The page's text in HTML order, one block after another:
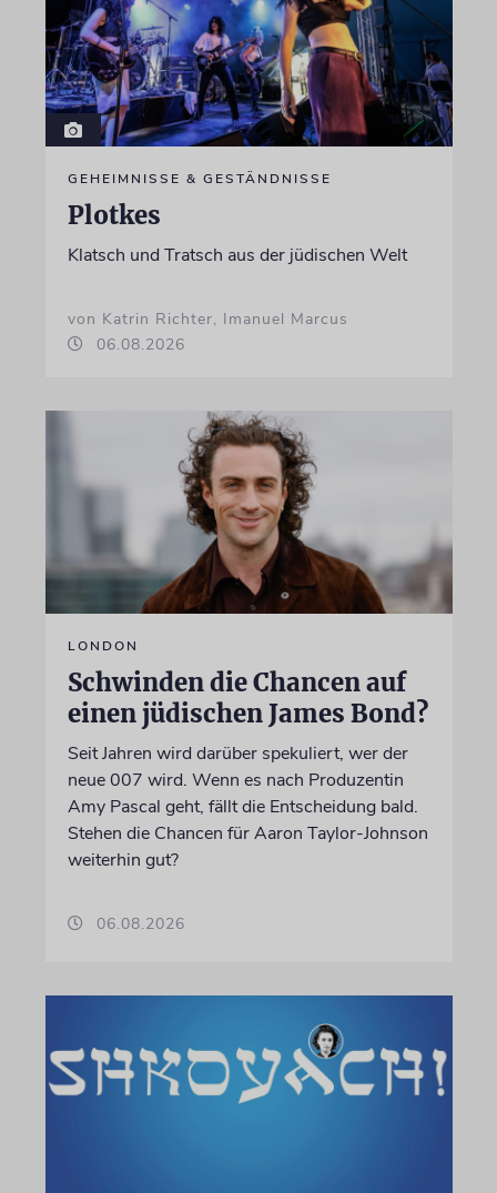
GEHEIMNISSE & GESTÄNDNISSE
Plotkes
Klatsch und Tratsch aus der jüdischen Welt
von Katrin Richter, Imanuel Marcus
06.08.2026
LONDON
Schwinden die Chancen auf
einen jüdischen James Bond?
Seit Jahren wird darüber spekuliert, wer der
neue 007 wird. Wenn es nach Produzentin
Amy Pascal geht, fällt die Entscheidung bald.
Stehen die Chancen für Aaron Taylor-Johnson
weiterhin gut?
06.08.2026